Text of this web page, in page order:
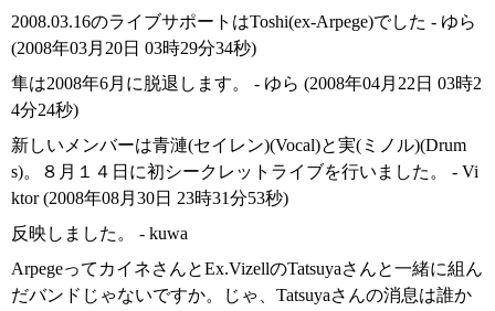
2008.03.16のライブサポートはToshi(ex-Arpege)でした - ゆら
(2008年03月20日 03時29分34秒)
隼は2008年6月に脱退します。 - ゆら (2008年04月22日 03時2
4分24秒)
新しいメンバーは青漣(セイレン)(Vocal)と実(ミノル)(Drum
s)。８月１４日に初シークレットライブを行いました。 - Vi
ktor (2008年08月30日 23時31分53秒)
反映しました。 - kuwa
ArpegeってカイネさんとEx.VizellのTatsuyaさんと一緒に組ん
だバンドじゃないですか。じゃ、Tatsuyaさんの消息は誰か